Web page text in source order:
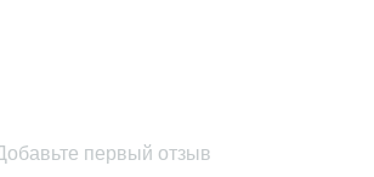
первый отзыв